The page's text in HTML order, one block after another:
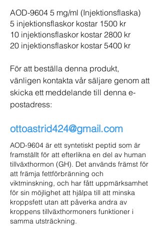
AOD-9604 5 mg/ml (Injektionsflaska)
5 injektionsflaskor kostar 1500 kr
10 injektionsflaskor kostar 2800 kr
20 injektionsflaskor kostar 5400 kr
För att beställa denna produkt,
vänligen kontakta vår säljare genom att
skicka ett meddelande till denna e-
postadress:
ottoastrid424@gmail.com
AOD-9604 är ett syntetiskt peptid som är
framställt för att efterlikna en del av human
tillväxthormon (GH). Det används främst för
att främja fettförbränning och
viktminskning, och har fått uppmärksamhet
för sin möjlighet att hjälpa till att minska
kroppsfett utan att påverka andra av
kroppens tillväxthormoners funktioner i
samma utsträckning.